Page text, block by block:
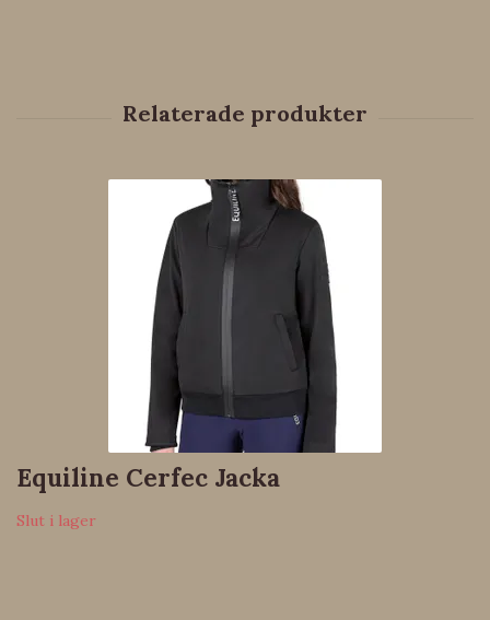
Equiline Cerfec Jacka
Slut i lager